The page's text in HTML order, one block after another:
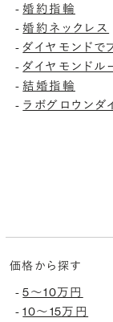
-婚約指輪
-婚約ネックレス
-ダイヤモンドで
-ダイヤモンドル
-結婚指輪
- ラボグロウンダ
価格から探す
-5〜10万円
-10〜15万円